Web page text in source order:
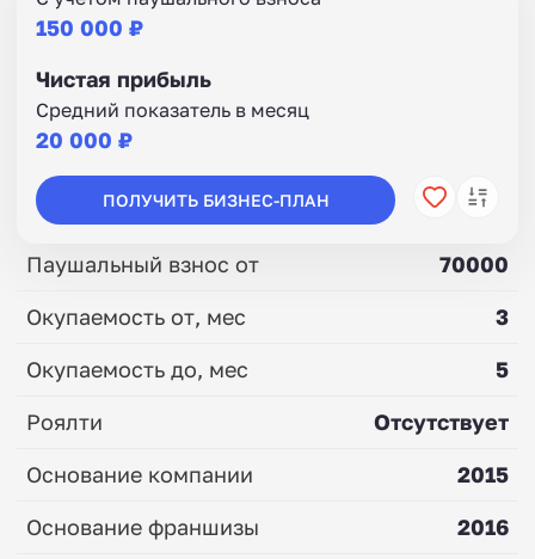
150 000 ₽
Чистая прибыль
Средний показатель в месяц
20 000 ₽
ПОЛУЧИТЬ БИЗНЕС-ПЛАН
Паушальный взнос от
70000
Окупаемость от, мес
3
Окупаемость до, мес
5
Роялти
Отсутствует
Основание компании
2015
Основание франшизы
2016